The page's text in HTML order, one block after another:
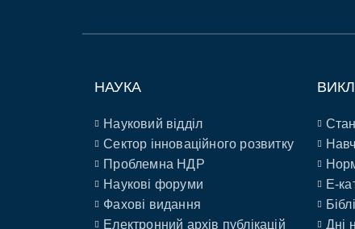
НАУКА
Науковий відділ
Сектор інноваційного розвитку
Проблемна НДР
Наукові форуми
Фахові видання
Електронний архів публікацій
E-
Дні